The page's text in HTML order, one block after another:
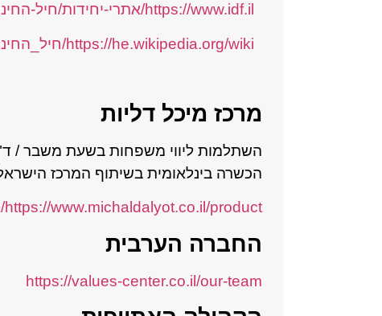
https://www.idf.il/אתרי-יחידות/חיל-החינוך-והנוער/אודות/
https://he.wikipedia.org/wiki/חיל_החינוך_והנוער
מרכז מיכל דליות
השתלמות ליווי משפחות בשעת משבר /
הכשרה בינלאומית בשיתוף המרכז
https://www.michaldalyot.co.il/product/השתלמות-ליווי-משפחות-בשעת-משבר/
החברה הערבית
https://values-center.co.il/our-team